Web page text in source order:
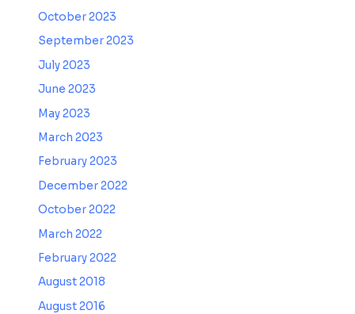
October 2023
September 2023
July 2023
June 2023
May 2023
March 2023
February 2023
December 2022
October 2022
March 2022
February 2022
August 2018
August 2016